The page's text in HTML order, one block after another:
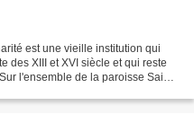
est une vieille institution qui
des XIII et XVI siècle et qui reste
l'ensemble de la paroisse Saint